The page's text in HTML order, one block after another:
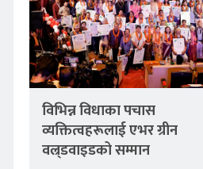
विभिन्न विधाका पचास
व्यक्तित्वहरूलाई एभर ग्रीन
वल्र्डवाइडको सम्मान